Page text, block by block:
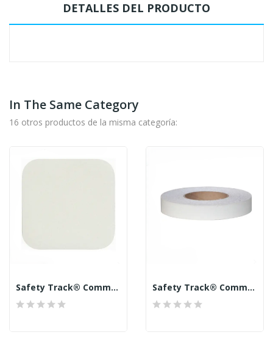
DETALLES DEL PRODUCTO
In The Same Category
16 otros productos de la misma categoría:
Safety Track® Commercial Grade 3307 Crystal... Safety Track® Commercial Grade 3307 Crystal...